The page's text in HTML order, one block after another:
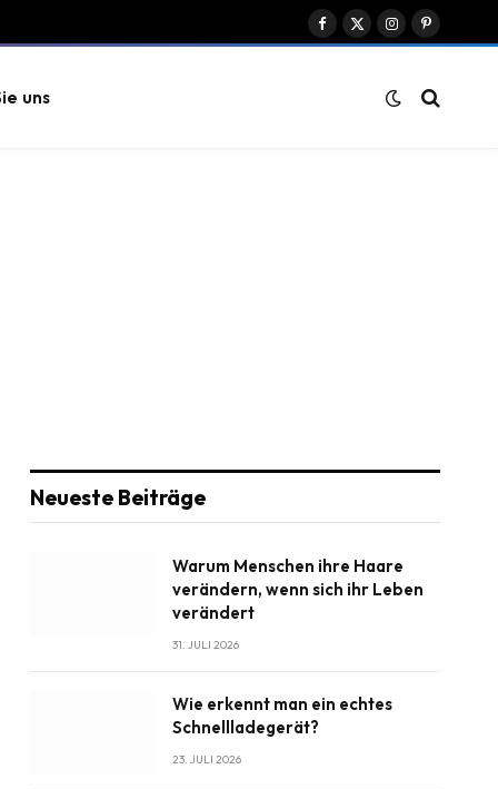
Facebook
X
InstagramPinterest
uns
Neueste Beiträge
Warum Menschen ihre Haare
verändern, wenn sich ihr Leben
verändert
31. JULI 2026
Wie erkennt man ein echtes
Schnellladegerät?
23. JULI 2026